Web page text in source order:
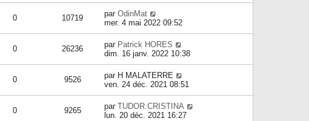
0 10719 par OdinMat
mer. 4 mai 2022 09:52
0 26236 par Patrick HORES
dim. 16 janv. 2022 10:38
0 9526 par H MALATERRE
ven. 24 déc. 2021 08:51
0 9265 par TUDOR.CRISTINA
lun. 20 déc. 2021 16:27